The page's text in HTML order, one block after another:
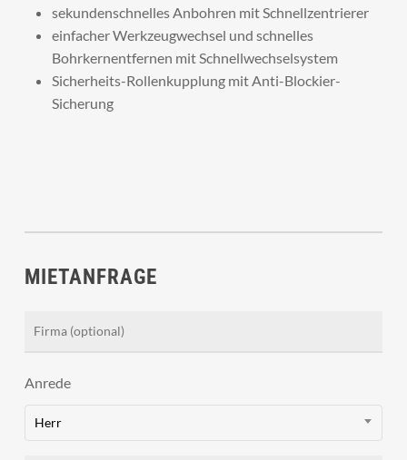
sekundenschnelles Anbohren mit Schnellzentrierer
einfacher Werkzeugwechsel und schnelles
Bohrkernentfernen mit Schnellwechselsystem
Sicherheits-Rollenkupplung mit Anti-Blockier-
Sicherung
MIETANFRAGE
Anrede
Herr